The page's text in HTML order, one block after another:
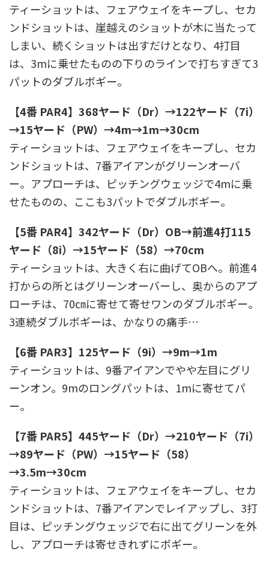
ティーショットは、フェアウェイをキープし、セカ
ンドショットは、崖越えのショットが木に当たって
しまい、続くショットは出すだけとなり、4打目
は、3mに乗せたものの下りのラインで打ちすぎて3
パットのダブルボギー。
【4番 PAR4】368ヤード（Dr）→122ヤード（7i）
→15ヤード（PW）→4m→1m→30cm
ティーショットは、フェアウェイをキープし、セカ
ンドショットは、7番アイアンがグリーンオーバ
ー。アプローチは、ピッチングウェッジで4mに乗
せたものの、ここも3パットでダブルボギー。
【5番 PAR4】342ヤード（Dr）OB→前進4打115
ヤード（8i）→15ヤード（58）→70cm
ティーショットは、大きく右に曲げてOBへ。前進4
打からの所とはグリーンオーバーし、奥からのアプ
ローチは、70㎝に寄せて寄せワンのダブルボギー。
3連続ダブルボギーは、かなりの痛手…
【6番 PAR3】125ヤード（9i）→9m→1m
ティーショットは、9番アイアンでやや左目にグリ
ーンオン。9mのロングパットは、1mに寄せてパ
ー。
【7番 PAR5】445ヤード（Dr）→210ヤード（7i）
→89ヤード（PW）→15ヤード（58）
→3.5m→30cm
ティーショットは、フェアウェイをキープし、セカ
ンドショットは、7番アイアンでレイアップし、3打
目は、ピッチングウェッジで右に出てグリーンを外
し、アプローチは寄せきれずにボギー。